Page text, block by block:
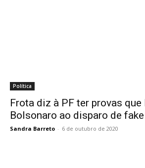
Política
Frota diz à PF ter provas
Bolsonaro ao disparo de
Sandra Barreto - 6 de outubro de 2020